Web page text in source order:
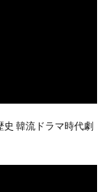
韓流ドラマ時代劇